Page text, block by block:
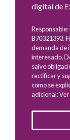
digital de
Responsable:
B70321393.
demanda de
interesado.
salvo
rectificar y
como se
adicional: